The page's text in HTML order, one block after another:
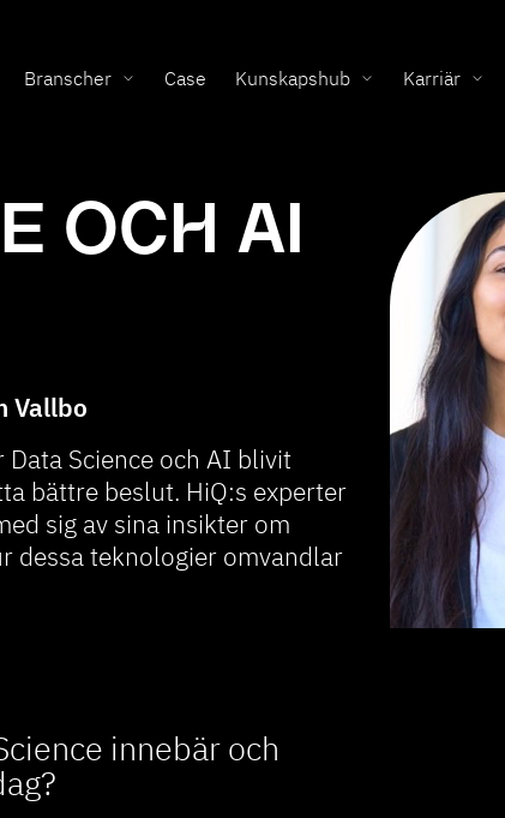
Branscher Case Kunskapshub Karriär
OCH AI
Vallbo
Science och AI blivit
bättre beslut. HiQ:s experter
sig av sina insikter om
dessa teknologier omvandlar
innebär och